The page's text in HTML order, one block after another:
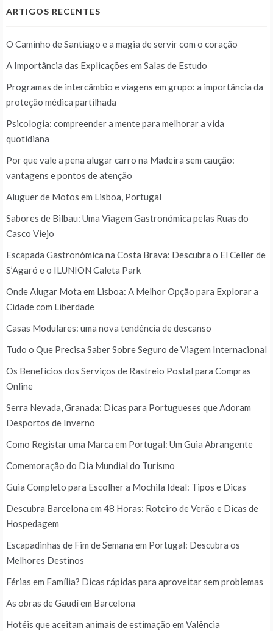
ARTIGOS RECENTES
O Caminho de Santiago e a magia de servir com o coração
A Importância das Explicações em Salas de Estudo
Programas de intercâmbio e viagens em grupo: a importância da
proteção médica partilhada
Psicologia: compreender a mente para melhorar a vida
quotidiana
Por que vale a pena alugar carro na Madeira sem caução:
vantagens e pontos de atenção
Aluguer de Motos em Lisboa, Portugal
Sabores de Bilbau: Uma Viagem Gastronómica pelas Ruas do
Casco Viejo
Escapada Gastronómica na Costa Brava: Descubra o El Celler de
S’Agaró e o ILUNION Caleta Park
Onde Alugar Mota em Lisboa: A Melhor Opção para Explorar a
Cidade com Liberdade
Casas Modulares: uma nova tendência de descanso
Tudo o Que Precisa Saber Sobre Seguro de Viagem Internacional
Os Benefícios dos Serviços de Rastreio Postal para Compras
Online
Serra Nevada, Granada: Dicas para Portugueses que Adoram
Desportos de Inverno
Como Registar uma Marca em Portugal: Um Guia Abrangente
Comemoração do Dia Mundial do Turismo
Guia Completo para Escolher a Mochila Ideal: Tipos e Dicas
Descubra Barcelona em 48 Horas: Roteiro de Verão e Dicas de
Hospedagem
Escapadinhas de Fim de Semana em Portugal: Descubra os
Melhores Destinos
Férias em Família? Dicas rápidas para aproveitar sem problemas
As obras de Gaudí em Barcelona
Hotéis que aceitam animais de estimação em Valência